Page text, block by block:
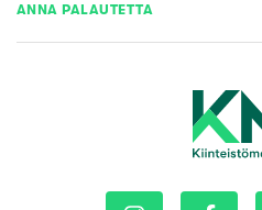
ANNA PALAUTETTA